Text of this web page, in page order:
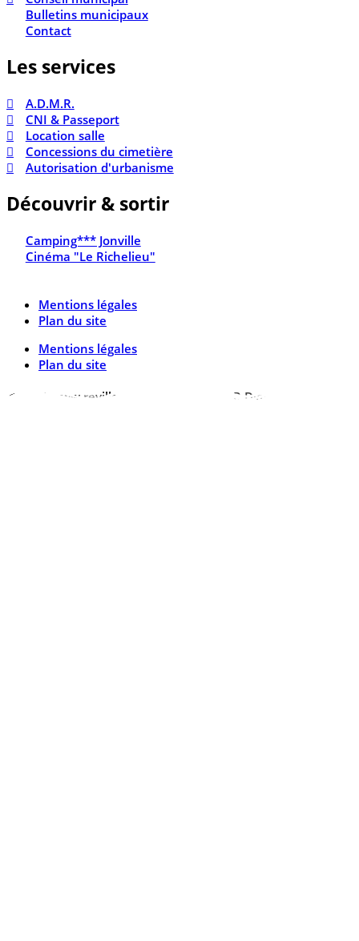
Bulletins municipaux
Contact
Les services
A.D.M.R.
CNI & Passeport
Location salle
Concessions du cimetière
Autorisation d'urbanisme
Découvrir & sortir
Camping*** Jonville
Cinéma "Le Richelieu"
Mentions légales
Plan du site
Mentions légales
Plan du site
© 2026 www.reville.fr - Une réalisation R Dynamics